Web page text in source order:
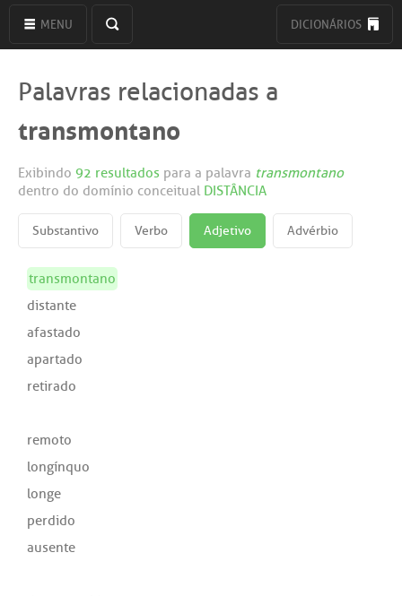
MENU DICIONÁRIOS
Palavras relacionadas a
transmontano
Exibindo 92 resultados para a palavra transmontano
dentro do domínio conceitual DISTÂNCIA
Substantivo Verbo Adjetivo Advérbio
transmontano
distante
afastado
apartado
retirado
remoto
longínquo
longe
perdido
ausente